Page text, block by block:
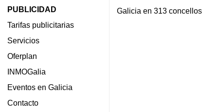
PUBLICIDAD
Tarifas publicitarias
Servicios
Oferplan
INMOGalia
Eventos en Galicia
Contacto
Galicia en 313 concellos